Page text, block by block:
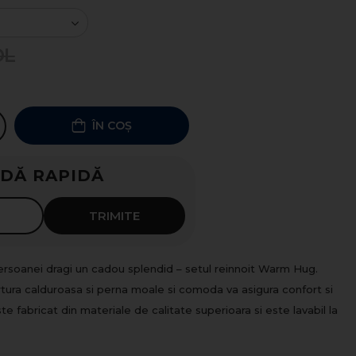
RAPIDĂ
TRIMITE
dragi un cadou splendid – setul reinnoit Warm Hug.
calduroasa si perna moale si comoda va asigura confort si
fabricat din materiale de calitate superioara si este lavabil la
ÎN COȘ
luni